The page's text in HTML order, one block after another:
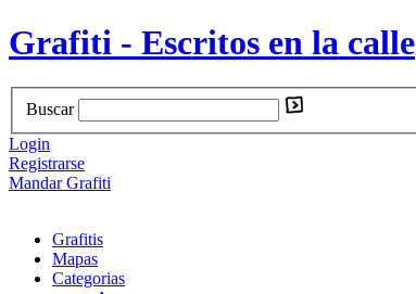
Grafiti - Escritos en la calle
Buscar
Login
Registrarse
Mandar Grafiti
Grafitis
Mapas
Categorias